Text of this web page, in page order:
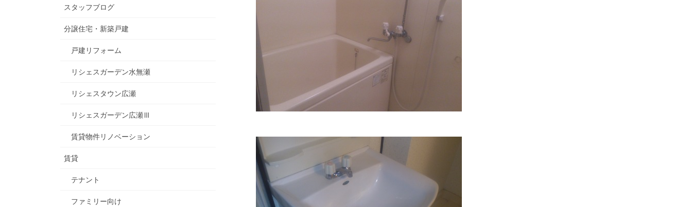
スタッフブログ
分譲住宅・新築戸建
戸建リフォーム
リシェスガーデン水無瀬
リシェスタウン広瀬
リシェスガーデン広瀬Ⅲ
賃貸物件リノベーション
賃貸
テナント
ファミリー向け